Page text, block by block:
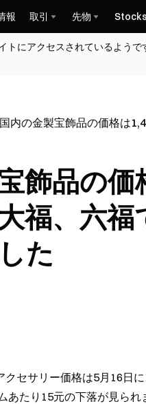
報 取引 先物 Stocks
トにアクセスされているよう
国内の金製宝飾品の価格は
飾品の
福、六
た
セサリー価格は5月16日
あたり15元の下落が見られ